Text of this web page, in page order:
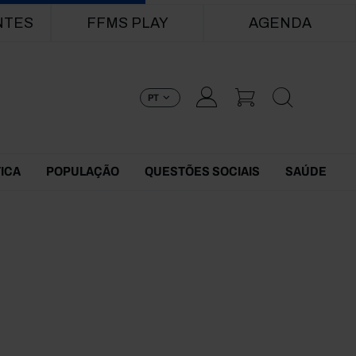
FFMS PLAY AGENDA
PT
POPULAÇÃO QUESTÕES SOCIAIS SAÚDE